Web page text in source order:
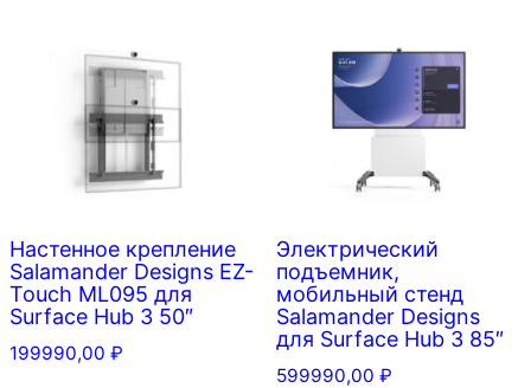
Настенное крепление
Salamander Designs EZ-
Touch ML095 для
Surface Hub 3 50″
199990,00 ₽
Электрический
подъемник,
мобильный стенд
Salamander Designs
для Surface Hub 3 85″
599990,00 ₽